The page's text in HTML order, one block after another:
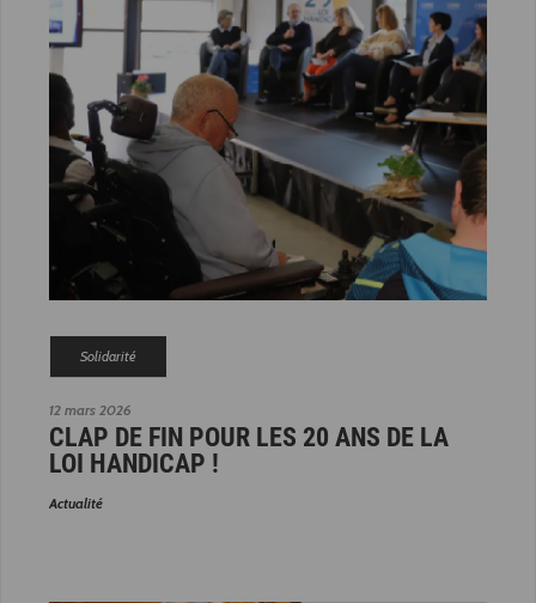
12 mars 2026
Solidarité
CLAP DE FIN POUR LES 20 ANS DE LA
LOI HANDICAP !
Actualité